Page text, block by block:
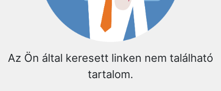
Az Ön által keresett linken nem található
tartalom.